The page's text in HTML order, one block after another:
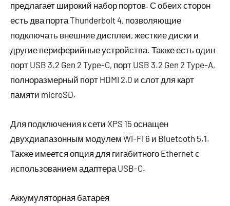
предлагает широкий набор портов. С обеих сторон
есть два порта Thunderbolt 4, позволяющие
подключать внешние дисплеи, жесткие диски и
другие периферийные устройства. Также есть один
порт USB 3.2 Gen 2 Type-C, порт USB 3.2 Gen 2 Type-A,
полноразмерный порт HDMI 2.0 и слот для карт
памяти microSD.
Для подключения к сети XPS 15 оснащен
двухдиапазонным модулем Wi-Fi 6 и Bluetooth 5.1.
Также имеется опция для гигабитного Ethernet с
использованием адаптера USB-C.
Аккумуляторная батарея